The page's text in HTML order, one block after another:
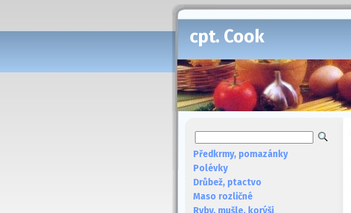
cpt. Cook
Předkrmy, pomazánky
Polévky
Drůbež, ptactvo
Maso rozličné
Ryby, mušle, korýši